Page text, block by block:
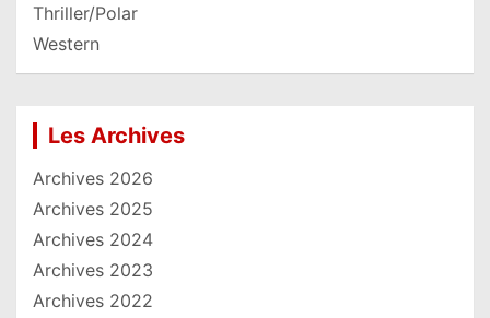
Thriller/Polar
Western
Les Archives
Archives 2026
Archives 2025
Archives 2024
Archives 2023
Archives 2022